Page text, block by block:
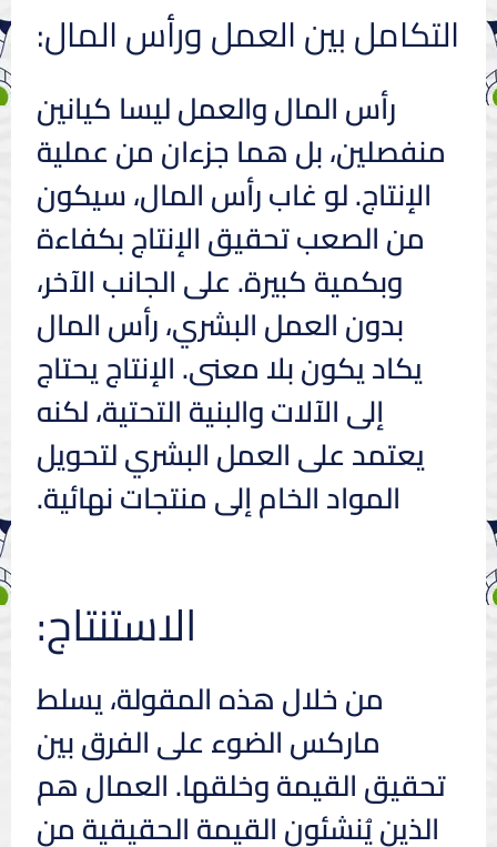
التكامل بين العمل ورأس المال:
رأس المال والعمل ليسا كيانين
منفصلين، بل هما جزءان من عملية
الإنتاج. لو غاب رأس المال، سيكون
من الصعب تحقيق الإنتاج بكفاءة
وبكمية كبيرة. على الجانب الآخر،
بدون العمل البشري، رأس المال
يكاد يكون بلا معنى. الإنتاج يحتاج
إلى الآلات والبنية التحتية، لكنه
يعتمد على العمل البشري لتحويل
المواد الخام إلى منتجات نهائية.
الاستنتاج:
من خلال هذه المقولة، يسلط
ماركس الضوء على الفرق بين
تحقيق القيمة وخلقها. العمال هم
الذين يُنشئون القيمة الحقيقية من